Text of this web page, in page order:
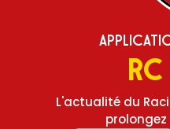
L'actualité du
prolongez